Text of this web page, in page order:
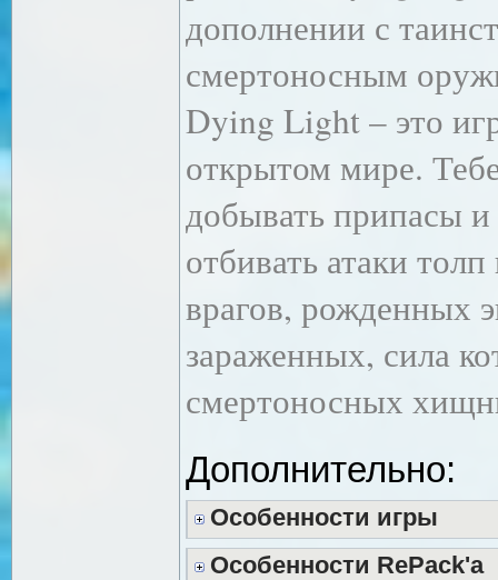
дополнении с
смертоносным
Dying Light – это
открытом мире.
добывать припасы
отбивать атаки
врагов, рожденных
зараженных, сила
смертоносных
Дополнительно:
Особенности игры
Особенности RePack'a